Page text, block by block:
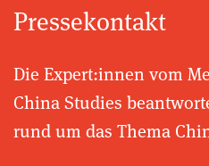
Pressekontakt
Die Expert:innen vom
China Studies
rund um das Thema